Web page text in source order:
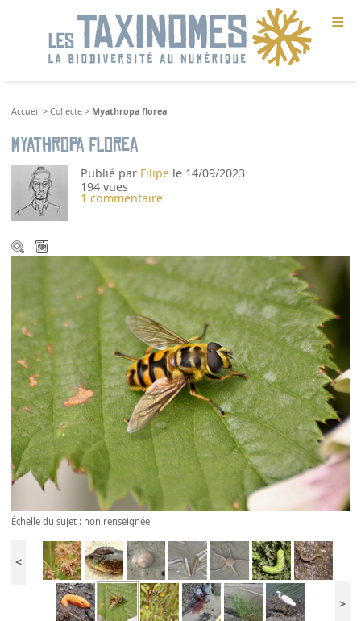
≡
Accueil >Collecte > Myathropa florea
Myathropa florea
Publié par Filipe le 14/09/2023
194 vues
1 commentaire
Échelle du sujet : non renseignée
<
>